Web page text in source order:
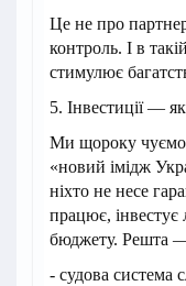
Це не про
контроль. І в
стимулює
5. Інвестиції — як
Ми щороку чуємо
«новий імідж
ніхто не несе
працює,
бюджету. Решта —
- судова система